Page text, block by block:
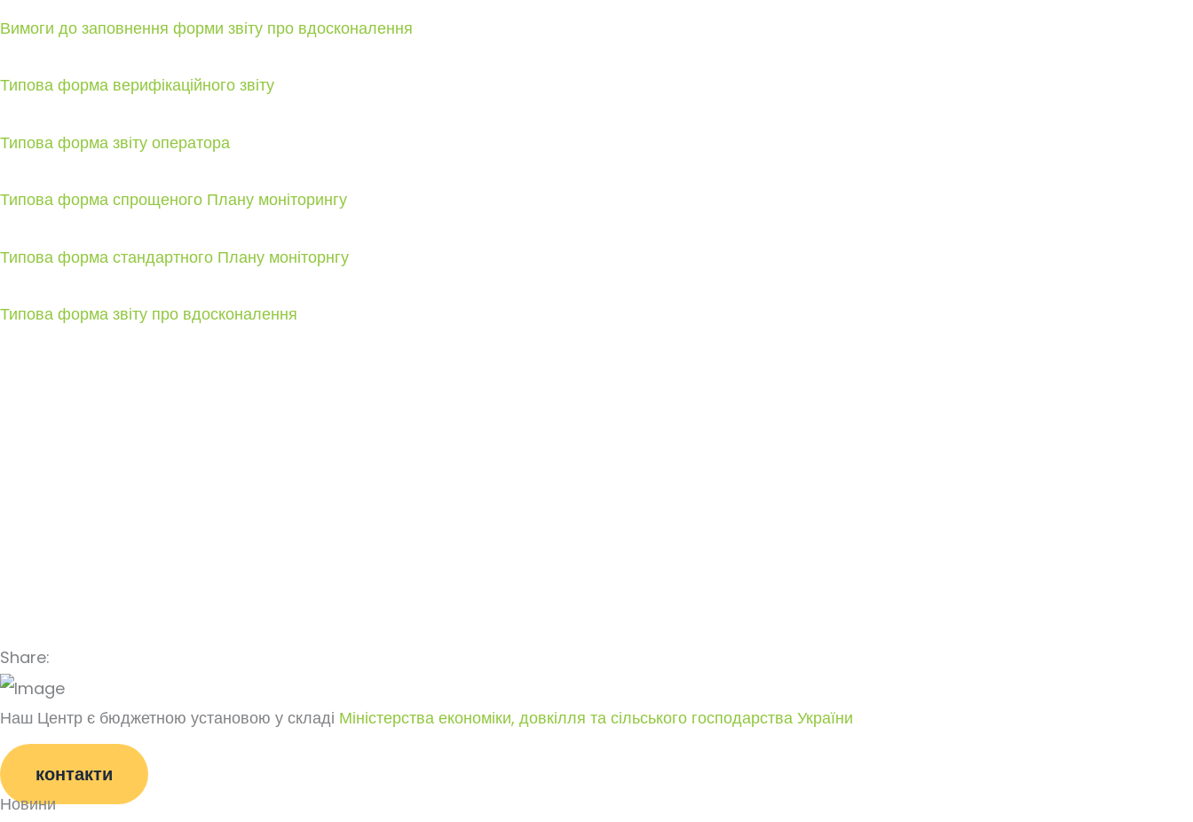
Вимоги до заповнення форми звіту про вдосконалення
Типова форма верифікаційного звіту
Типова форма звіту оператора
Типова форма спрощеного Плану моніторингу
Типова форма стандартного Плану моніторнгу
Типова форма звіту про вдосконалення
Share:
Наш Центр є бюджетною установою у складі Міністерства економіки, довкілля та сільського господарства України
контакти
Новини